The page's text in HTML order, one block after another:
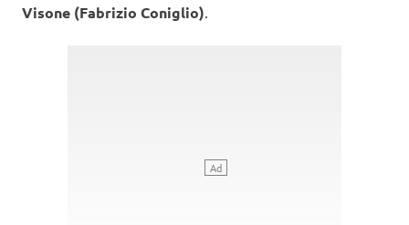
Visone (Fabrizio Coniglio)